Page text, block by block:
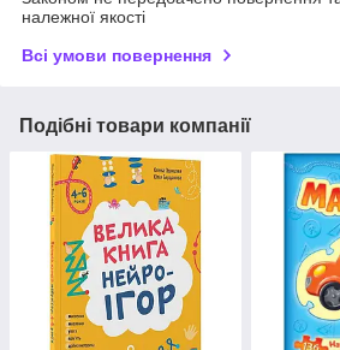
належної якості
Всі умови повернення
Подібні товари компанії